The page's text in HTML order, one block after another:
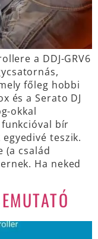
a DDJ-GRV6
főleg hobbi
és a Serato DJ
okkal
bír
teszik.
(a család
Ha neked